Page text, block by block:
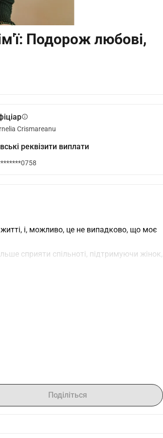
Подорож любові,
info
Crismareanu
реквізити виплати
і, можливо, це не випадково, що моє
сприяти спільноті, підтримуючи жінок,
в надзвичайному курсі
племені Makah, під керівництвом
баченням майбутнього. Більш того, я
вчитися разом з групою жінок, які мені
любими, в безпеці та підтриманими в
терпінням, а родини отримували всю
Поділіться